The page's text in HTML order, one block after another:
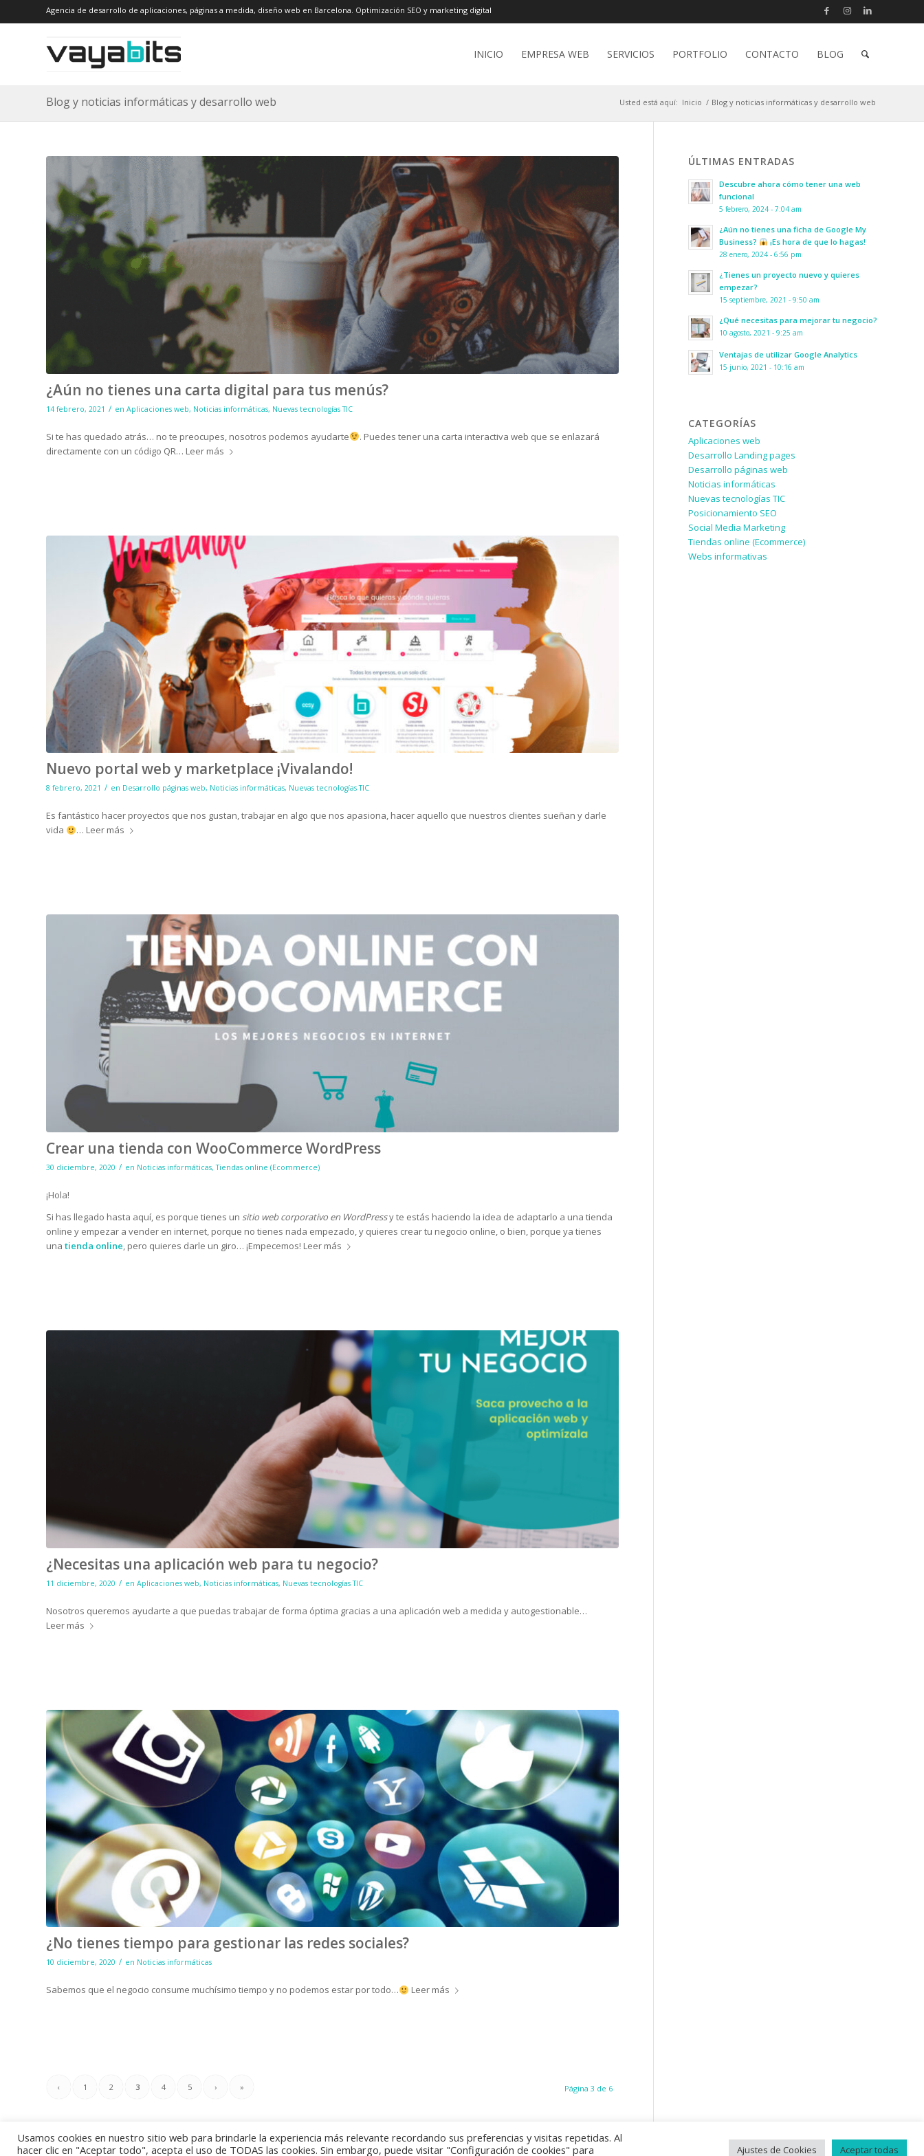
Agencia de desarrollo de aplicaciones, páginas a medida, diseño web en Barcelona. Optimización SEO y marketing digital
INICIO EMPRESA WEB SERVICIOS PORTFOLIO CONTACTO BLOG
Blog y noticias informáticas y desarrollo web Usted está aquí: Inicio / Blog y noticias informáticas y desarrollo web
¿Aún no tienes una carta digital para tus menús?
14 febrero, 2021 / en Aplicaciones web, Noticias informáticas, Nuevas tecnologías TIC
Si te has quedado atrás… no te preocupes, nosotros podemos ayudarte
. Puedes tener una carta interactiva web que se enlazará
directamente con un código QR… Leer más
Nuevo portal web y marketplace ¡Vivalando!
8 febrero, 2021 / en Desarrollo páginas web, Noticias informáticas, Nuevas tecnologías TIC
Es fantástico hacer proyectos que nos gustan, trabajar en algo que nos apasiona, hacer aquello que nuestros clientes sueñan y darle
vida
… Leer más
Crear una tienda con WooCommerce WordPress
30 diciembre, 2020 / en Noticias informáticas,Tiendas online (Ecommerce)
¡Hola!
Si has llegado hasta aquí, es porque tienes un sitio web corporativo en WordPressy te estás haciendo la idea de adaptarlo a una tienda
online y empezar a vender en internet, porque no tienes nada empezado, y quieres crear tu negocio online, o bien, porque ya tienes
una tienda online, pero quieres darle un giro… ¡Empecemos! Leer más
¿Necesitas una aplicación web para tu negocio?
11 diciembre, 2020 / en Aplicaciones web, Noticias informáticas, Nuevas tecnologías TIC
Nosotros queremos ayudarte a que puedas trabajar de forma óptima gracias a una aplicación web a medida y autogestionable…
Leer más
¿No tienes tiempo para gestionar las redes sociales?
10 diciembre, 2020 / en Noticias informáticas
Sabemos que el negocio consume muchísimo tiempo y no podemos estar por todo… Leer más
Página 3 de 6
‹ 1 2 3 4 5 › »
ÚLTIMAS ENTRADAS
Descubre ahora cómo tener una web
funcional
5 febrero, 2024 - 7:04 am
¿Aún no tienes una ficha de Google My
Business?
¡Es hora de que lo hagas!
28 enero, 2024 - 6:56 pm
¿Tienes un proyecto nuevo y quieres
empezar?
15 septiembre, 2021 - 9:50 am
¿Qué necesitas para mejorar tu negocio?
10 agosto, 2021 - 9:25 am
Ventajas de utilizar Google Analytics
15 junio, 2021 - 10:16 am
CATEGORÍAS
Aplicaciones web
Desarrollo Landing pages
Desarrollo páginas web
Noticias informáticas
Nuevas tecnologías TIC
Posicionamiento SEO
Social Media Marketing
Tiendas online (Ecommerce)
Webs informativas
Usamos cookies en nuestro sitio web para brindarle la experiencia más relevante recordando sus preferencias y visitas repetidas. Al
hacer clic en "Aceptar todo", acepta el uso de TODAS las cookies. Sin embargo, puede visitar "Configuración de cookies" para
Ajustes de Cookies Aceptar todas